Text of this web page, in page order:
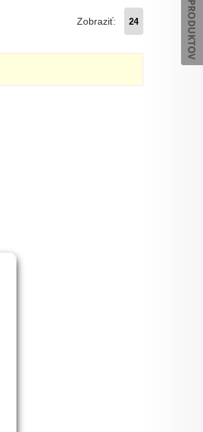
Zobraziť: